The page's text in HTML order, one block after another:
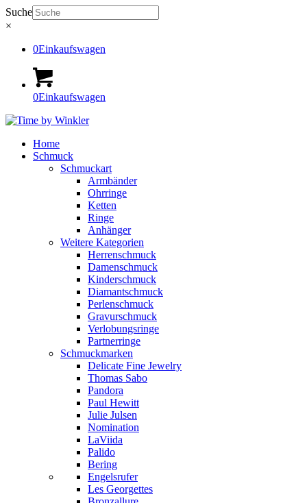
Suche
×
0Einkaufswagen
0Einkaufswagen
Home
Schmuck
Schmuckart
Armbänder
Ohrringe
Ketten
Ringe
Anhänger
Weitere Kategorien
Herrenschmuck
Damenschmuck
Kinderschmuck
Diamantschmuck
Perlenschmuck
Gravurschmuck
Verlobungsringe
Partnerringe
Schmuckmarken
Delicate Fine Jewelry
Thomas Sabo
Pandora
Paul Hewitt
Julie Julsen
Nomination
LaViida
Palido
Bering
Engelsrufer
Les Georgettes